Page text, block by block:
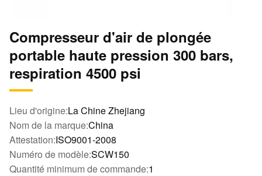
Compresseur d'air de plongée
portable haute pression 300 bars,
respiration 4500 psi
Lieu d'origine:La Chine Zhejiang
Nom de la marque:China
Attestation:ISO9001-2008
Numéro de modèle:SCW150
Quantité minimum de commande:1